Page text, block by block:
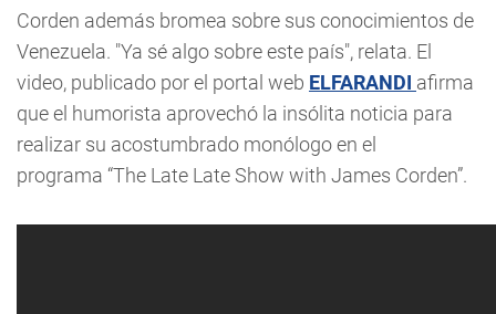
Corden además bromea sobre sus conocimientos de
Venezuela. "Ya sé algo sobre este país", relata. El
video, publicado por el portal web ELFARANDI afirma
que el humorista aprovechó la insólita noticia para
realizar su acostumbrado monólogo en el
programa “The Late Late Show with James Corden”.